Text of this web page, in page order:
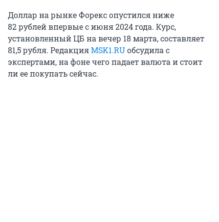
Доллар на рынке Форекс опустился ниже
82 рублейвпервые с июня 2024 года. Курс,
установленный ЦБ на вечер 18 марта, составляет
81,5 рубля. РедакцияMSK1.RUобсудила с
экспертами, на фоне чего падает валюта и стоит
ли ее покупать сейчас.